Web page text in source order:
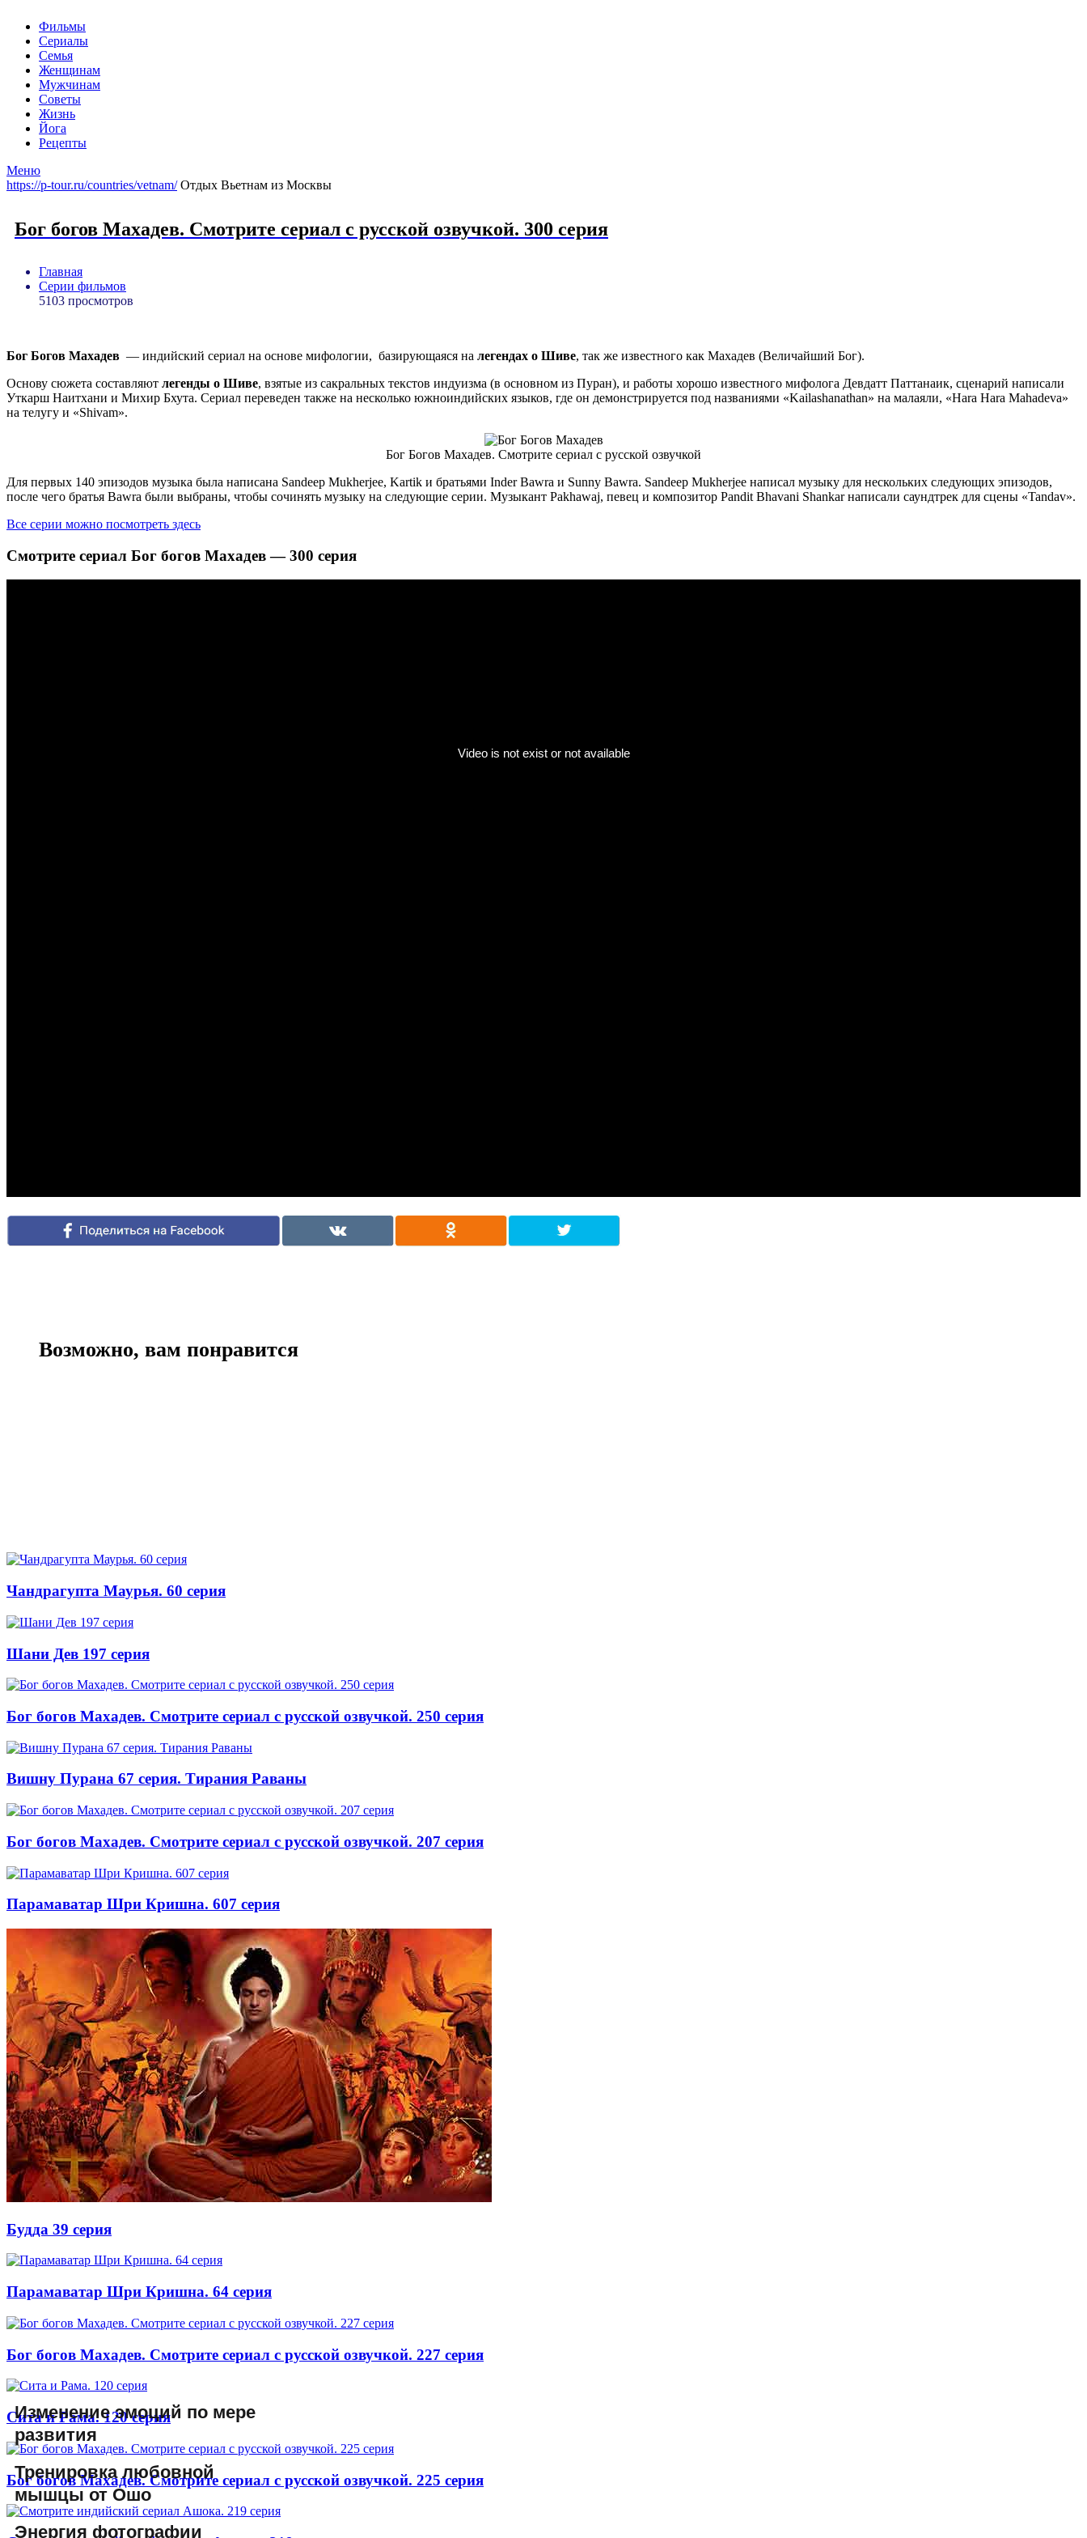
Фильмы
Сериалы
Семья
Женщинам
Мужчинам
Советы
Жизнь
Йога
Рецепты
Меню
https://p-tour.ru/countries/vetnam/Отдых Вьетнам из Москвы
Бог богов Махадев. Смотрите сериал с русской озвучкой. 300 серия
Главная
Серии фильмов
5103 просмотров
Бог Богов Махадев — индийский сериал на основе мифологии, базирующаяся на легендах о Шиве, так же известного как Махадев (Величайший Бог).
Основу сюжета составляют легенды о Шиве, взятые из сакральных текстов индуизма (в основном из Пуран), и работы хорошо известного мифолога Девдатт Паттанаик, сценарий написали
Уткарш Наитхани и Михир Бхута. Сериал переведен также на несколько южноиндийских языков, где он демонстрируется под названиями «Kailashanathan» на малаяли, «Hara Hara Mahadeva»
на телугу и «Shivam».
Бог Богов Махадев. Смотрите сериал с русской озвучкой
Для первых 140 эпизодов музыка была написана Sandeep Mukherjee, Kartik и братьями Inder Bawra и Sunny Bawra. Sandeep Mukherjee написал музыку для нескольких следующих эпизодов,
после чего братья Bawra были выбраны, чтобы сочинять музыку на следующие серии. Музыкант Pakhawaj, певец и композитор Pandit Bhavani Shankar написали саундтрек для сцены «Tandav».
Все серии можно посмотреть здесь
Смотрите сериал Бог богов Махадев — 300 серия
Изменение эмоций по мере
развития
Тренировка любовной
мышцы от Ошо
Энергия фотографии
Возможно, вам понравится
Чандрагупта Маурья. 60 серия
Шани Дев 197 серия
Бог богов Махадев. Смотрите сериал с русской озвучкой. 250 серия
Вишну Пурана 67 серия. Тирания Раваны
Бог богов Махадев. Смотрите сериал с русской озвучкой. 207 серия
Парамаватар Шри Кришна. 607 серия
Будда 39 серия
Парамаватар Шри Кришна. 64 серия
Бог богов Махадев. Смотрите сериал с русской озвучкой. 227 серия
Сита и Рама. 120 серия
Бог богов Махадев. Смотрите сериал с русской озвучкой. 225 серия